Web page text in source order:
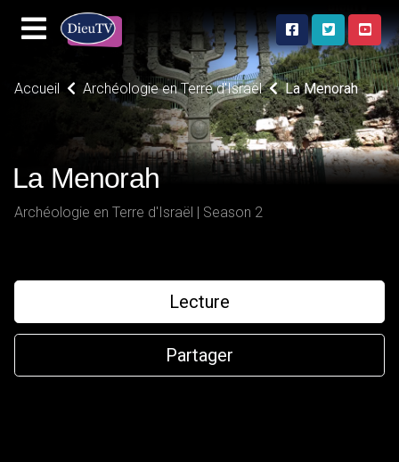
Accueil Archéologie en Terre d'Israël La Menorah
La Menorah
Archéologie en Terre d'Israël | Season 2
Lecture
Partager